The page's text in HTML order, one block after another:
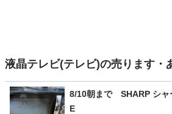
液晶テレビ(テレビ)の売ります・
8/10朝まで SHARP シャ
E